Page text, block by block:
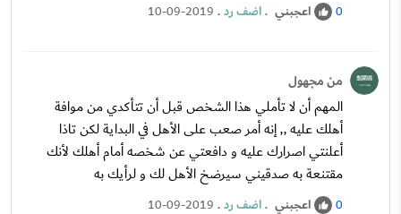
0 اعجبني .اضف رد.
10-09-2019
من مجهول
المهم أن لا تأملي هذا الشخص قبل أن تتأكدي من موافة
أهلك عليه ,, إنه أمر صعب على الأهل في البداية لكن تاذا
أعلنتي اصرارك عليه و دافعتي عن شخصه أمام أهلك لأنك
مقتنعة به صدقيني سيرضخ الأهل لك و لرأيك به
0 اعجبني .اضف رد.
10-09-2019